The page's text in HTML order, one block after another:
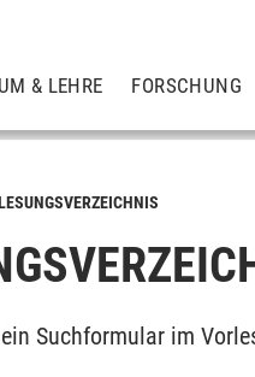
& LEHRE FORSCHUNG
Suchformular im